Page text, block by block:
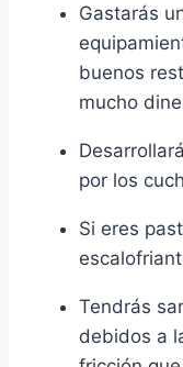
Gastarás
buenos
mucho
por los
Si eres
Tendrás
debidos a